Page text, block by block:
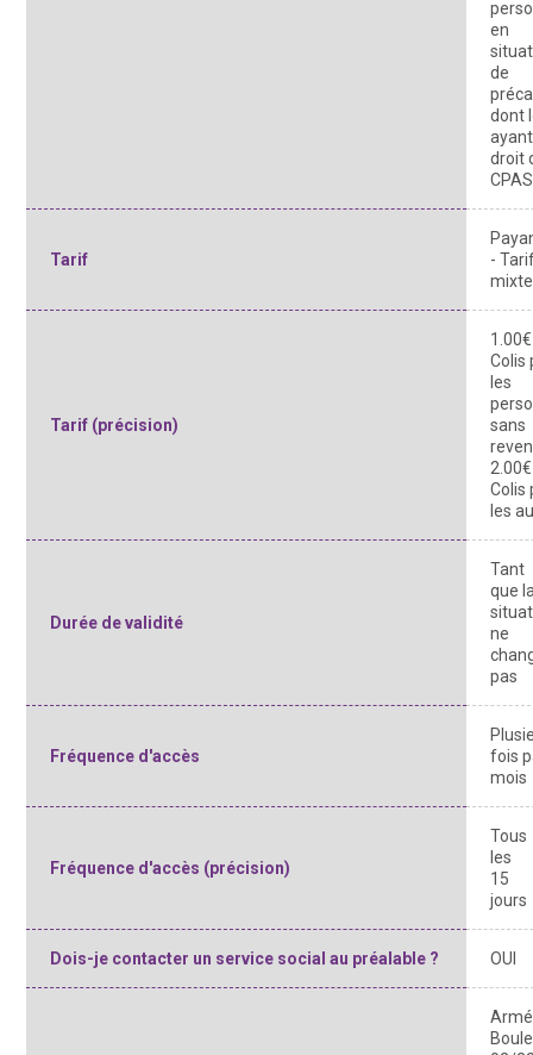
en
de
dont
droit
CPAS
Tarif
-
mixte
Tarif (précision)
1.00€
Colis
les
sans
2.00€
Colis
les
Durée de validité
Tant
que
ne
pas
Fréquence d'accès
fois
mois
Fréquence d'accès (précision)
Tous
les
15
jours
Dois-je contacter un service social au préalable ? OUI